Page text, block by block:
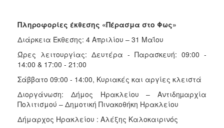
Πληροφορίες έκθεσης «Πέρασμα στο Φως»
Διάρκεια Έκθεσης: 4 Απριλίου – 31 Μαΐου
Ώρες λειτουργίας: Δευτέρα - Παρασκευή: 09:00 -
14:00 & 17:00 - 21:00
Σάββατο 09:00 - 14:00, Κυριακές και αργίες κλειστά
Διοργάνωση: Δήμος Ηρακλείου – Αντιδηµαρχία
Πολιτισμού – Δημοτική Πινακοθήκη Ηρακλείου
Δήμαρχος Ηρακλείου : Αλέξης Καλοκαιρινός